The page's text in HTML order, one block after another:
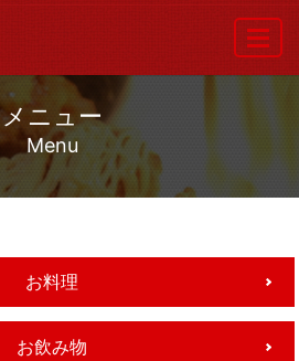
MENU
メニュー
Menu
お料理
お飲み物